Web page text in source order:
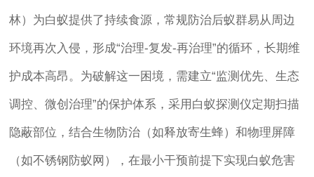
林）为白蚁提供了持续食源，常规防治后蚁群易从周边
环境再次入侵，形成“治理-复发-再治理”的循环，长期维
护成本高昂。为破解这一困境，需建立“监测优先、生态
调控、微创治理”的保护体系，采用白蚁探测仪定期扫描
隐蔽部位，结合生物防治（如释放寄生蜂）和物理屏障
（如不锈钢防蚁网），在最小干预前提下实现白蚁危害